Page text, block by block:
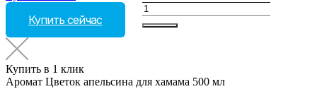
Купить сейчас
Количество
хамама
Купить в 1 клик
Аромат Цветок апельсина для хамама 500 мл